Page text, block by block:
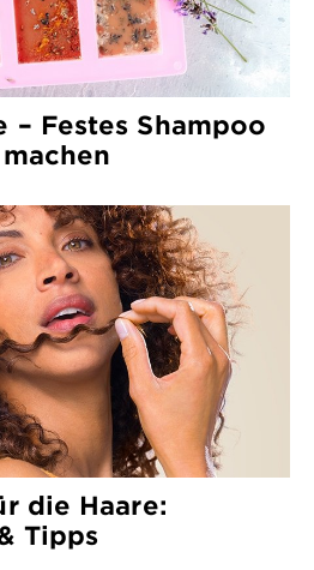
– Festes Shampoo
die Haare:
Tipps